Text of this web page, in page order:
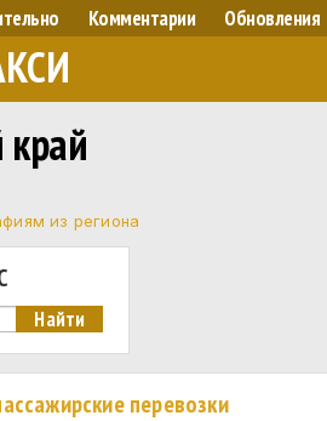
Комментарии Обновления
из региона
перевозки